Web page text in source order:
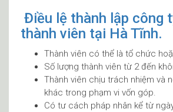
Điều lệ thành lập công
thành viên tại Hà Tĩnh.
Thành viên có thể là tổ chức
Số lượng thành viên từ 2 đến
Thành viên chịu trách nhiệm và
khác trong phạm vi vốn góp.
Có tư cách pháp nhân kể từ